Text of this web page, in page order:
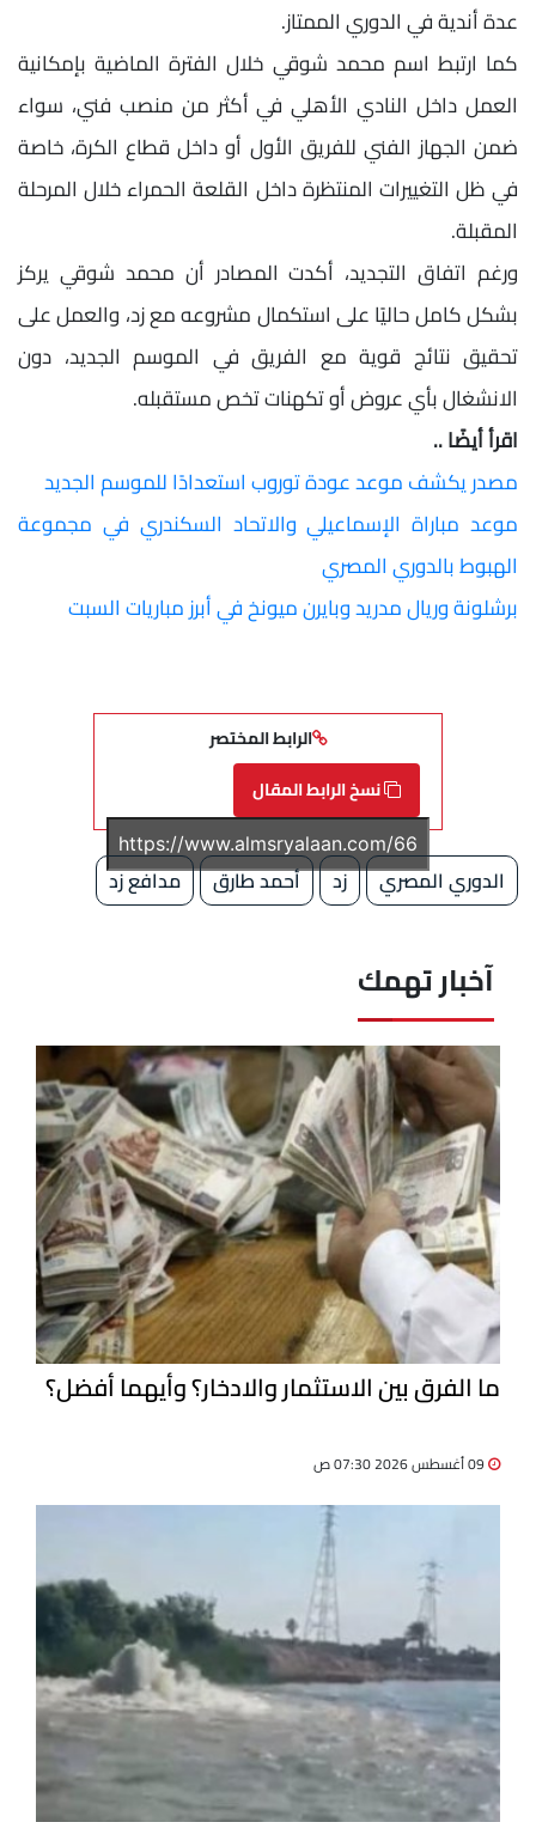
عدة أندية في الدوري الممتاز.
كما ارتبط اسم محمد شوقي خلال الفترة الماضية بإمكانية
العمل داخل النادي الأهلي في أكثر من منصب فني، سواء
ضمن الجهاز الفني للفريق الأول أو داخل قطاع الكرة، خاصة
في ظل التغييرات المنتظرة داخل القلعة الحمراء خلال المرحلة
المقبلة.
ورغم اتفاق التجديد، أكدت المصادر أن محمد شوقي يركز
بشكل كامل حاليًا على استكمال مشروعه مع زد، والعمل على
تحقيق نتائج قوية مع الفريق في الموسم الجديد، دون
الانشغال بأي عروض أو تكهنات تخص مستقبله.
اقرأ أيضًا ..
مصدر يكشف موعد عودة توروب استعدادًا للموسم الجديد
موعد مباراة الإسماعيلي والاتحاد السكندري في مجموعة
الهبوط بالدوري المصري
برشلونة وريال مدريد وبايرن ميونخ في أبرز مباريات السبت
الرابط المختصر
نسخ الرابط المقال
الدوري المصري زد أحمد طارق مدافع زد
آخبار تهمك
ما الفرق بين الاستثمار والادخار؟ وأيهما أفضل؟